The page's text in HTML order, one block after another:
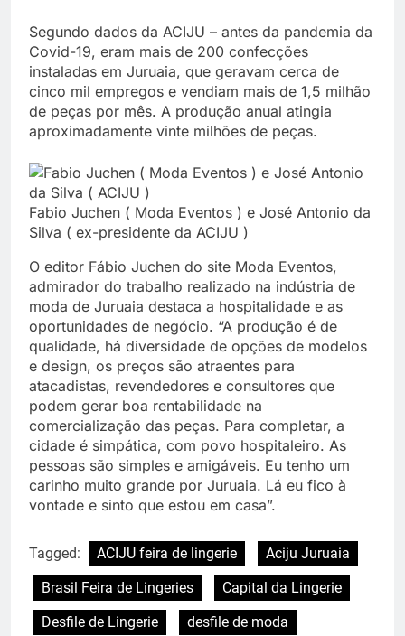
Segundo dados da ACIJU – antes da pandemia da
Covid-19, eram mais de 200 confecções
instaladas em Juruaia, que geravam cerca de
cinco mil empregos e vendiam mais de 1,5 milhão
de peças por mês. A produção anual atingia
aproximadamente vinte milhões de peças.
Fabio Juchen ( Moda Eventos ) e José Antonio da
Silva ( ex-presidente da ACIJU )
O editor Fábio Juchen do site Moda Eventos,
admirador do trabalho realizado na indústria de
moda de Juruaia destaca a hospitalidade e as
oportunidades de negócio. “A produção é de
qualidade, há diversidade de opções de modelos
e design, os preços são atraentes para
atacadistas, revendedores e consultores que
podem gerar boa rentabilidade na
comercialização das peças. Para completar, a
cidade é simpática, com povo hospitaleiro. As
pessoas são simples e amigáveis. Eu tenho um
carinho muito grande por Juruaia. Lá eu fico à
vontade e sinto que estou em casa”.
Tagged: ACIJU feira de lingerie
Aciju Juruaia
Brasil Feira de Lingeries
Capital da Lingerie
Desfile de Lingerie
desfile de moda